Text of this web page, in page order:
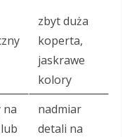
zbyt duża
koperta,
jaskrawe
kolory
na
nadmiar
detali na